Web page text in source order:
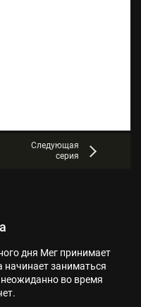
Следующая
серия
дня Мег принимает
начинает заниматься
во время